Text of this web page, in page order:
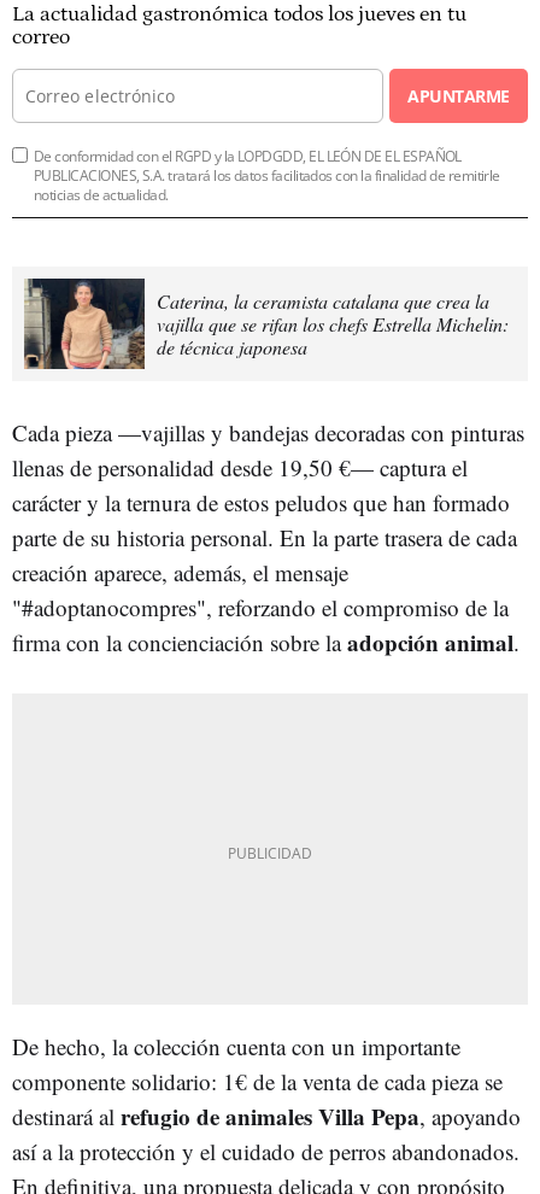
La actualidad gastronómica todos los jueves en tu
correo
APUNTARME
De conformidad con el RGPD y la LOPDGDD, EL LEÓN DE EL ESPAÑOL
PUBLICACIONES, S.A. tratará los datos facilitados con la finalidad de remitirle
noticias de actualidad.
Caterina, la ceramista catalana que crea la
vajilla que se rifan los chefs Estrella Michelin:
de técnica japonesa
Cada pieza —vajillas y bandejas decoradas con pinturas
llenas de personalidad desde 19,50 €— captura el
carácter y la ternura de estos peludos que han formado
parte de su historia personal. En la parte trasera de cada
creación aparece, además, el mensaje
"#adoptanocompres", reforzando el compromiso de la
firma con la concienciación sobre laadopción animal.
De hecho, la colección cuenta con un importante
componente solidario: 1€ de la venta de cada pieza se
destinará al refugio de animales Villa Pepa, apoyando
así a la protección y el cuidado de perros abandonados.
En definitiva, una propuesta delicada y con propósito